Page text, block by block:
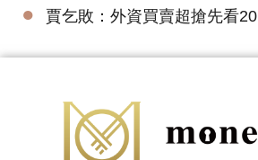
● 賈乞敗：外資買賣超搶先看20230808